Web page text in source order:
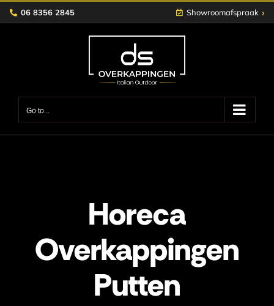
Skip
to
06 8356 2845 Showroomafspraak ›
Go to...
Horeca
Overkappingen
Putten